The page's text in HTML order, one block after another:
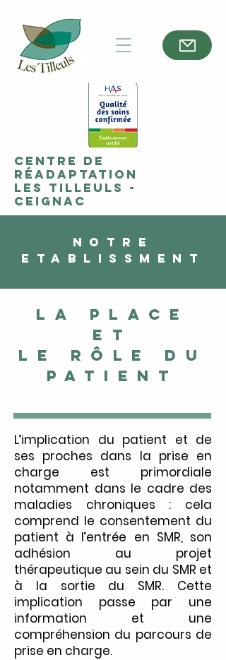
Centre de
réadaptation
Les Tilleuls -
Ceignac
NOTRE
ETABLISSMENT
LA PLACE
ET
LE RÔLE DU
PATIENT
L’implication du patient et de
ses proches dans la prise en
charge est primordiale
notamment dans le cadre des
maladies chroniques : cela
comprend le consentement du
patient à l’entrée en SMR, son
adhésion au projet
thérapeutique au sein du SMR et
à la sortie du SMR. Cette
implication passe par une
information et une
compréhension du parcours de
prise en charge.